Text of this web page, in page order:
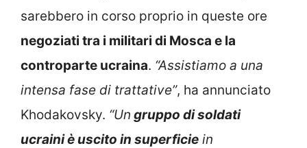
sarebbero in corso proprio in queste ore
negoziati tra i militari di Mosca e la
controparte ucraina. “Assistiamo a una
intensa fase di trattative”, ha annunciato
Khodakovsky. “Un gruppo di soldati
ucraini è uscito in superficie in